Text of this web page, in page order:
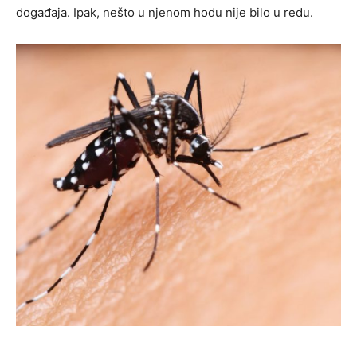
događaja. Ipak, nešto u njenom hodu nije bilo u redu.